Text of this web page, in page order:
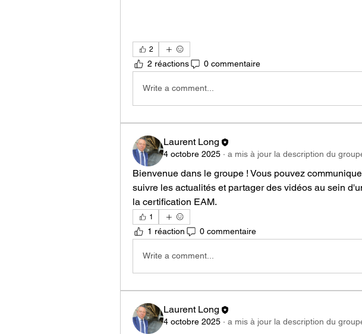
2
2 réactions 0 commentaire
Write a comment...
Laurent Long
4 octobre 2025 · a mis à jour la description du
Bienvenue dans le groupe ! Vous pouvez
suivre les actualités et partager des vidéos au sein
la certification EAM.
1
1 réaction 0 commentaire
Write a comment...
Laurent Long
4 octobre 2025 · a mis à jour la description du